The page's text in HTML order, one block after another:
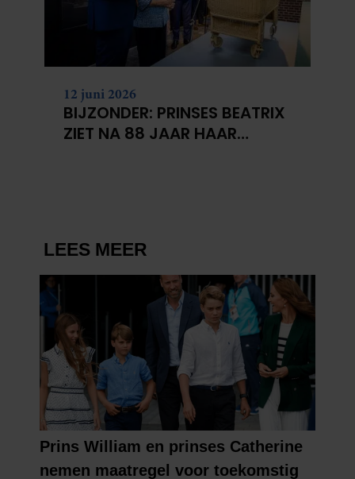
12 juni 2026
BIJZONDER: PRINSES BEATRIX
ZIET NA 88 JAAR HAAR